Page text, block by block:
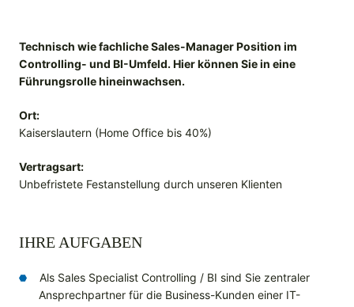
Technisch wie fachliche Sales-Manager Position im
Controlling- und BI-Umfeld. Hier können Sie in eine
Führungsrolle hineinwachsen.
Ort:
Kaiserslautern (Home Office bis 40%)
Vertragsart:
Unbefristete Festanstellung durch unseren Klienten
IHRE AUFGABEN
Als Sales Specialist Controlling / BI sind Sie zentraler
Ansprechpartner für die Business-Kunden einer IT-